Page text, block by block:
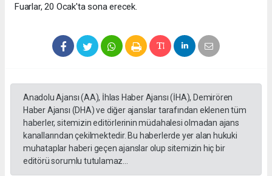
Fuarlar, 20 Ocak'ta sona erecek.
Anadolu Ajansı (AA), İhlas Haber Ajansı (İHA), Demirören
Haber Ajansı (DHA) ve diğer ajanslar tarafından eklenen tüm
haberler, sitemizin editörlerinin müdahalesi olmadan ajans
kanallarından çekilmektedir. Bu haberlerde yer alan hukuki
muhataplar haberi geçen ajanslar olup sitemizin hiç bir
editörü sorumlu tutulamaz...